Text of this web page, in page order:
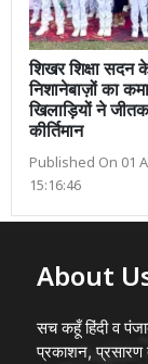
शिखर शिक्षा सदन
निशानेबाज़ों का
खिलाड़ियों ने
कीर्तिमान
Published On 01
15:16:46
About
सच कहूँ हिंदी व
प्रकाशन, प्रसारण